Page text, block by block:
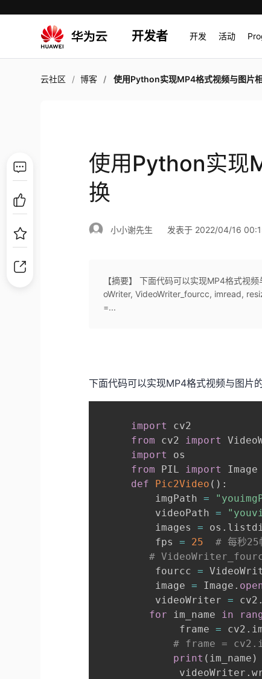
开发者 开发 活动
云社区 博客 使用Python实现MP4格式视频与图片
使用Python实现
换
小小谢先生 发表于 2022/04/16
【摘要】 下面代码可以实现MP4格式视
oWriter, VideoWriter_fourcc, imread,
=...
下面代码可以实现MP4格式视频与图片
import
cv2
from cv2 import
import
os
from PIL import
Image
def
Pic2Video ( ) :
          imgPath
=
          videoPath
=
          images
= os .
          fps
= 25
# 每秒25
#
          fourcc
=
          image
= Image .
          videoWriter
= cv2
for im_name in
              frame
= cv2 .
# frame =
print ( im_name )
              videoWriter
.